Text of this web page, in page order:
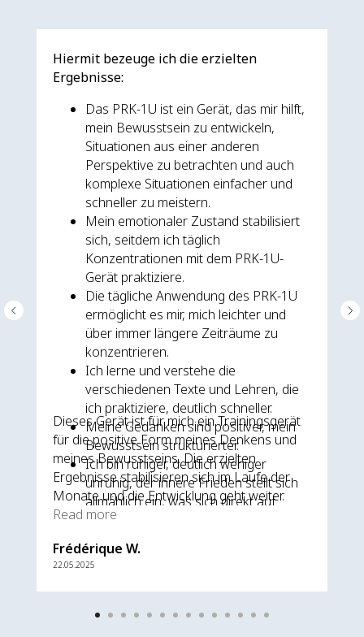
Hiermit bezeuge ich die erzielten
Ergebnisse:
Das PRK-1U ist ein Gerät, das mir hilft,
mein Bewusstsein zu entwickeln,
Situationen aus einer anderen
Perspektive zu betrachten und auch
komplexe Situationen einfacher und
schneller zu meistern.
Mein emotionaler Zustand stabilisiert
sich, seitdem ich täglich
Konzentrationen mit dem PRK-1U-
Gerät praktiziere.
Die tägliche Anwendung des PRK-1U
ermöglicht es mir, mich leichter und
über immer längere Zeiträume zu
konzentrieren.
Ich lerne und verstehe die
verschiedenen Texte und Lehren, die
ich praktiziere, deutlich schneller.
Meine Gedanken sind positiver, mein
Bewusstsein strukturierter.
Ich bin ruhiger, deutlich weniger
unruhig, der innere Frieden stellt sich
allmählich ein, was sich direkt auf
meine Gesundheit und meinen
mich jeden Tag besser.
Lebenskraft gewonnen.
Meine Haut regeneriert sich, die Falten
Dieses Gerät ist für mich ein Trainingsgerät
für die positive Form meines Denkens und
meines Bewusstseins. Die erzielten
Ergebnisse stabilisieren sich im Laufe der
Monate und die Entwicklung geht weiter.
Read more
Frédérique W.
22.05.2025